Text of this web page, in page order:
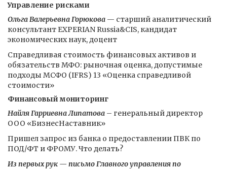
Управление рисками
Ольга Валерьевна Горюкова — старший аналитический
консультант EXPERIAN Russia&CIS, кандидат
экономических наук, доцент
Справедливая стоимость финансовых активов и
обязательств МФО: рыночная оценка, допустимые
подходы МСФО (IFRS) 13 «Оценка справедливой
стоимости»
Финансовый мониторинг
Найля Гарриевна Липатова – генеральный директор
ООО «БизнесНаставник»
Пришел запрос из банка о предоставлении ПВК по
ПОД/ФТ и ФРОМУ. Что делать?
Из первых рук — письмо Главного управления по